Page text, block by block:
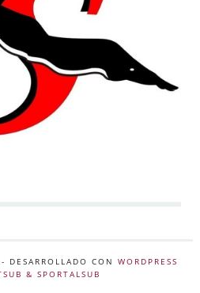
- DESARROLLADO CON WORDPRESS
& SPORTALSUB